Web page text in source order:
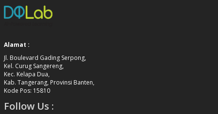
Alamat :
Jl. Boulevard Gading Serpong,
Kel. Curug Sangereng,
Kec. Kelapa Dua,
Kab. Tangerang, Provinsi Banten,
Kode Pos: 15810
Follow Us :